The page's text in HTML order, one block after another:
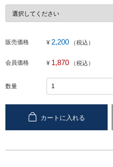
販売価格 ¥ 2,200 （税込）
会員価格 ¥ 1,870 （税込）
数量
カートに入れる